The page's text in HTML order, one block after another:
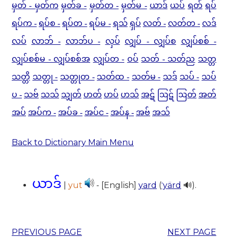
မှတ် - မှတ်က မှတ်ခ - မှတ်တ - မှတ်မ - ယာဒ် ယပ် ရတ် ရပ်
ရပ်က - ရပ်စ - ရပ်တ - ရပ်မ - ရသ် ရှပ် လတ် - လတ်တ - လဒ်
လပ် လာဘ် - လာဘ်ပ - လှပ် လျှပ် - လျှပ်စ လျှပ်စစ် -
လျှပ်စစ်မ - လျှပ်စစ်အ လျှပ်တ - ဝပ် သတ် - သတ်ည သတ္တ
သတ္တိ သတ္တု - သတ္တုတ - သတ်ထ - သတ်မ - သဒ် သပ် - သပ်
ပ - သဗ် သသ် သျှတ် ဟတ် ဟပ် ဟသ် အဋ် ဩဋ် ဩတ် အတ်
အပ် အပ်က - အပ်ခ - အပ်င - အပ်န - အဗ် အသ်
Back to Dictionary Main Menu
ယာဒ် yut - [English] yard (ˈyärd 🔊).
PREVIOUS PAGE NEXT PAGE